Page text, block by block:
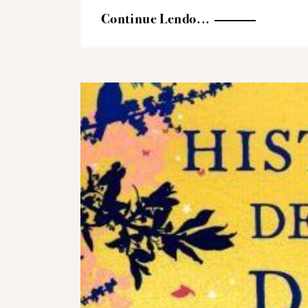
Continue Lendo...